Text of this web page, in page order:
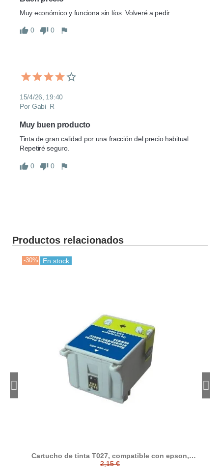
Muy económico y funciona sin líos. Volveré a pedir.
0 0
15/4/26, 19:40
Por Gabi_R
Muy buen producto
Tinta de gran calidad por una fracción del precio habitual.
Repetiré seguro.
0 0
Productos relacionados
-30% En stock
Cartucho de tinta T027, compatible con epson,
tricolor
2,15 €